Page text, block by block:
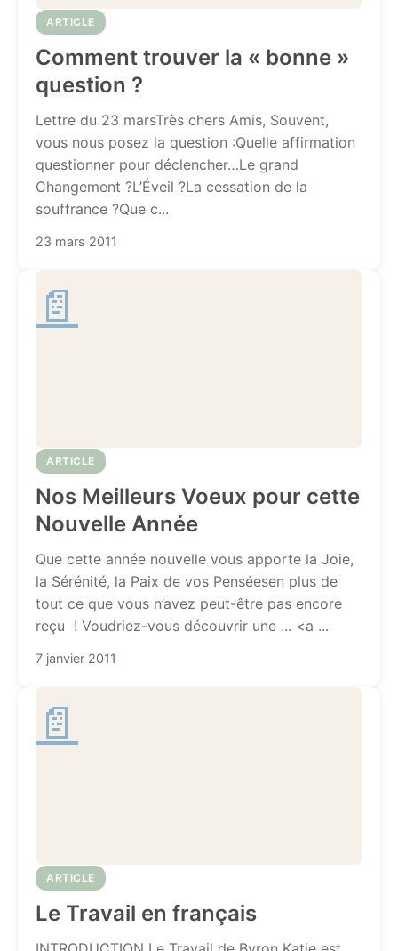
ARTICLE
Comment trouver la « bonne »
question ?
Lettre du 23 marsTrès chers Amis, Souvent,
vous nous posez la question :Quelle affirmation
questionner pour déclencher…Le grand
Changement ?L’Éveil ?La cessation de la
souffrance ?Que c...
23 mars 2011
📄
ARTICLE
Nos Meilleurs Voeux pour cette
Nouvelle Année
Que cette année nouvelle vous apporte la Joie,
la Sérénité, la Paix de vos Penséesen plus de
tout ce que vous n’avez peut-être pas encore
reçu ! Voudriez-vous découvrir une ... <a ...
7 janvier 2011
📄
ARTICLE
Le Travail en français